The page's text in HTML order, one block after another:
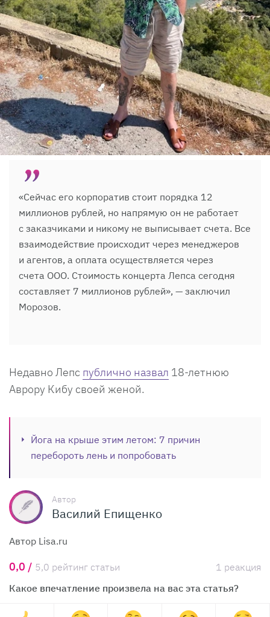
«Сейчас его корпоратив стоит порядка 12
миллионов рублей, но напрямую он не работает
с заказчиками и никому не выписывает счета. Все
взаимодействие происходит через менеджеров
и агентов, а оплата осуществляется через
счета ООО. Стоимость концерта Лепса сегодня
составляет 7 миллионов рублей», — заключил
Морозов.
Недавно Лепс публично назвал 18-летнюю
Аврору Кибу своей женой.
Йога на крыше этим летом: 7 причин
перебороть лень и попробовать
Автор
Василий Епищенко
Автор Lisa.ru
0,0 / 5,0 рейтинг статьи
1 реакция
Какое впечатление произвела на вас эта статья?